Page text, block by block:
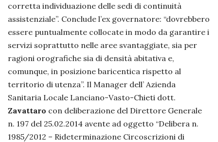
corretta individuazione delle sedi di continuità
assistenziale”. Conclude l’ex governatore: “dovrebbero
essere puntualmente collocate in modo da garantire i
servizi soprattutto nelle aree svantaggiate, sia per
ragioni orografiche sia di densità abitativa e,
comunque, in posizione baricentica rispetto al
territorio di utenza”. Il Manager dell’ Azienda
Sanitaria Locale Lanciano-Vasto-Chieti dott.
Zavattaro con deliberazione del Direttore Generale
n. 197 del 25.02.2014 avente ad oggetto “Delibera n.
1985/2012 – Rideterminazione Circoscrizioni di